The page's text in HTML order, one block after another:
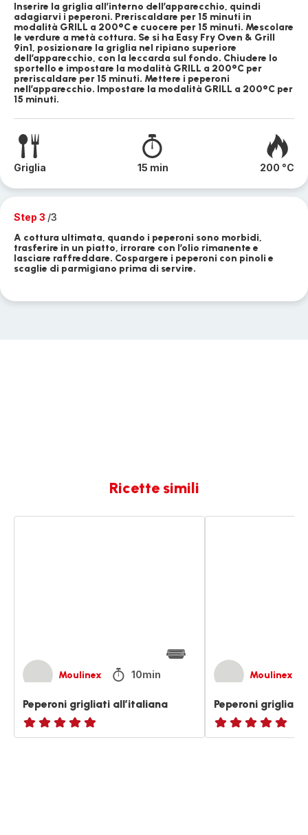
Inserire la griglia all’interno dell’apparecchio, quindi
adagiarvi i peperoni. Preriscaldare per 15 minuti in
modalità GRILL a 200°C e cuocere per 15 minuti. Mescolare
le verdure a metà cottura. Se si ha Easy Fry Oven & Grill
9in1, posizionare la griglia nel ripiano superiore
dell’apparecchio, con la leccarda sul fondo. Chiudere lo
sportello e impostare la modalità GRILL a 200°C per
preriscaldare per 15 minuti. Mettere i peperoni
nell’apparecchio. Impostare la modalità GRILL a 200°C per
15 minuti.
Griglia 15 min 200 °C
Step 3 /3
A cottura ultimata, quando i peperoni sono morbidi,
trasferire in un piatto, irrorare con l’olio rimanente e
lasciare raffreddare. Cospargere i peperoni con pinoli e
scaglie di parmigiano prima di servire.
Ricette simili
Moulinex 10min
Peperoni grigliati all’italiana
ratings.NaN
Moulinex
Peperoni grigliati
ratings.NaN